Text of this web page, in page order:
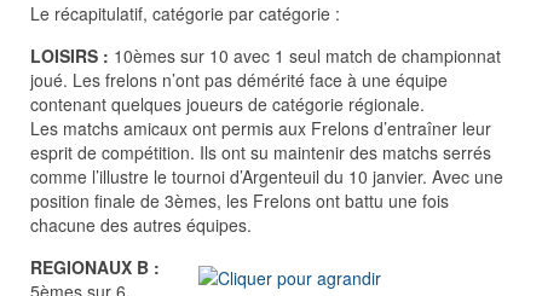
Le récapitulatif, catégorie par catégorie :
LOISIRS : 10èmes sur 10 avec 1 seul match de championnat
joué. Les frelons n’ont pas démérité face à une équipe
contenant quelques joueurs de catégorie régionale.
Les matchs amicaux ont permis aux Frelons d’entraîner leur
esprit de compétition. Ils ont su maintenir des matchs serrés
comme l’illustre le tournoi d’Argenteuil du 10 janvier. Avec une
position finale de 3èmes, les Frelons ont battu une fois
chacune des autres équipes.
REGIONAUX B :
5èmes sur 6.